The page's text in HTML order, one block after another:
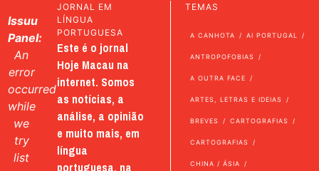
Issuu
Panel:
An
error
occurred
while
we
try
list
JORNAL EM
LÍNGUA
PORTUGUESA
Este é o jornal
Hoje Macau na
internet. Somos
as notícias, a
análise, a opinião
e muito mais, em
língua
portuguesa, na
TEMAS
A CANHOTA AI PORTUGAL
ANTROPOFOBIAS
A OUTRA FACE
ARTES, LETRAS E IDEIAS
BREVES CARTOGRAFIAS
CARTOGRAFIAS
CHINA / ÁSIA